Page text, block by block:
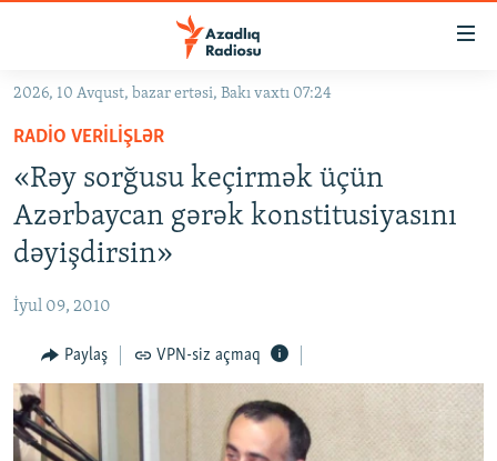
Əsas
qayıt
Əsas
naviqasiyaya
qayıt
Axtarışa
GÜNDƏM
KORRUPSIOMETR
#ƏSLINDƏ
QANUNI DOĞRU
ARAŞDIRMA
MULTIMEDIA
VIDEO
RADIO ARXIV
2026, 10 Avqust, bazar ertəsi, Bakı vaxtı 07:24
RADIO VERILIŞLƏR
«Rəy sorğusu keçirmək üçün
Azərbaycan gərək konstitusiyasını
dəyişdirsin»
İyul 09, 2010
Paylaş VPN-siz açmaq